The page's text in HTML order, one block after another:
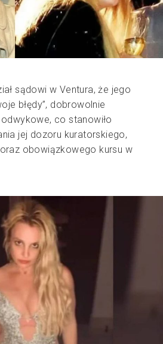
sądowi w Ventura, że jego
błędy”, dobrowolnie
co stanowiło
jej dozoru kuratorskiego,
obowiązkowego kursu w